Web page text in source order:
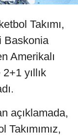
Takımı,
Baskonia
Amerikalı
yıllık
açıklamada,